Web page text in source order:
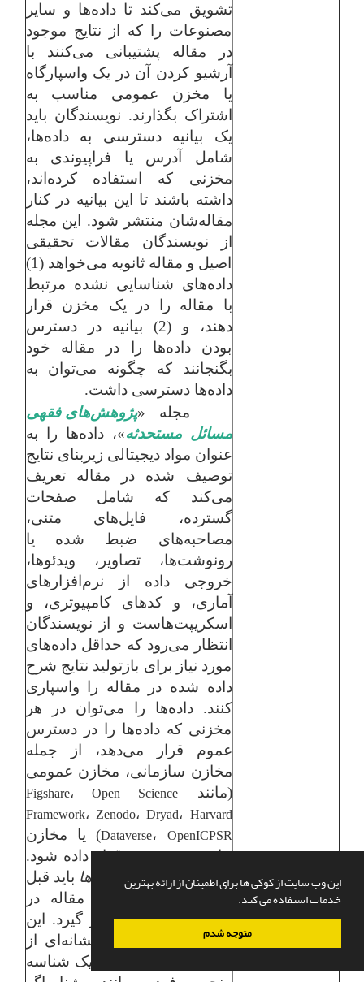
این وب سایت از کوکی ها برای اطمینان از ارائه بهترین
خدمات استفاده می کند.
متوجه شدم
تشویق می‌کند تا داده‌ها و سایر
مصنوعات را که از نتایج موجود
در مقاله پشتیبانی می‌کنند با
آرشیو کردن آن در یک واسپارگاه
یا مخزن عمومی مناسب به
اشتراک بگذارند. نویسندگان باید
یک بیانیه دسترسی به داده‌ها،
شامل آدرس یا فراپیوندی به
مخزنی که استفاده کرده‌اند،
داشته باشند تا این بیانیه در کنار
مقاله‌شان منتشر شود. این مجله
از نویسندگان مقالات تحقیقی
اصیل و مقاله ثانویه می‌خواهد (1)
داده‌های شناسایی نشده مرتبط
با مقاله را در یک مخزن قرار
دهند، و (2) بیانیه در دسترس
بودن داده‌ها را در مقاله خود
بگنجانند که چگونه می‌توان به
داده‌ها دسترسی داشت.
مجله «پژوهش‌های فقهی
مسائل مستحدثه»، داده‌ها را به
عنوان مواد دیجیتالی زیربنای نتایج
توصیف شده در مقاله تعریف
می‌کند که شامل صفحات
گسترده، فایل‌های متنی،
مصاحبه‌های ضبط شده یا
رونوشت‌ها، تصاویر، ویدئوها،
خروجی داده از نرم‌افزارهای
آماری، و کدهای کامپیوتری، و
اسکریپت‌هاست و از نویسندگان
انتظار می‌رود که حداقل داده‌های
مورد نیاز برای بازتولید نتایج شرح
داده شده در مقاله را واسپاری
کنند. داده‌ها را می‌توان در هر
مخزنی که داده‌ها را در دسترس
عموم قرار می‌دهد، از جمله
مخازن سازمانی، مخازن عمومی
(مانند
Figshare، Open Science
Framework، Zenodo، Dryad، Harvard
Dataverse، OpenICPSR
) یا مخازن
خاص موضوعی، قرار داده شود.
بیانیه دسترسی به داده‌ها باید قبل
از منابع و مآخذ در مقاله در
انتهای متن اصلی قرار گیرد. این
بیانیه باید شامل (1) نشانه‌ای از
محل داده‌ها باشد؛ (2) یک شناسه